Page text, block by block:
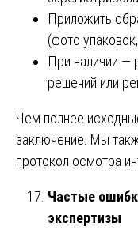
Приложить
(фото
При наличии —
решений или
Чем полнее
заключение. Мы
протокол осмотра
Частые
экспертизы